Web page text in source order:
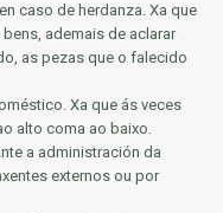
caso de herdanza. Xa que
ademais de aclarar
as pezas que o falecido
Xa que ás veces
alto coma ao baixo.
a administración da
externos ou por